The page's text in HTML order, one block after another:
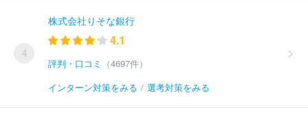
4
株式会社りそな銀行
4.1
評判・口コミ
（4697件）
インターン対策をみる / 選考対策をみる